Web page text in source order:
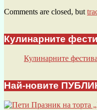
Comments are closed, but
Кулинарните
Кулинарните
Най-новите